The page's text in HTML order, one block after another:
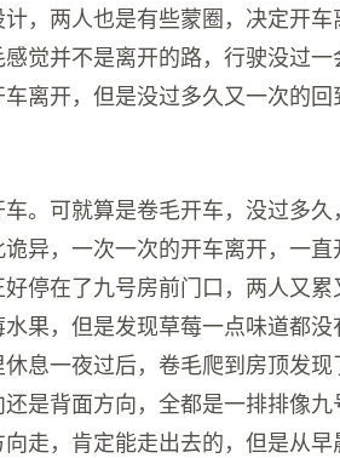
，两人也是有些蒙圈，决定开车
觉并不是离开的路，行驶没过一
离开，但是没过多久又一次的回
。可就算是卷毛开车，没过多久
异，一次一次的开车离开，一直
停在了九号房前门口，两人又累
果，但是发现草莓一点味道都没
息一夜过后，卷毛爬到房顶发现
是背面方向，全都是一排排像九
走，肯定能走出去的，但是从早